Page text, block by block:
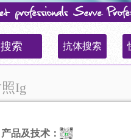
搜索 抗体搜索
Ig
产品及技术：